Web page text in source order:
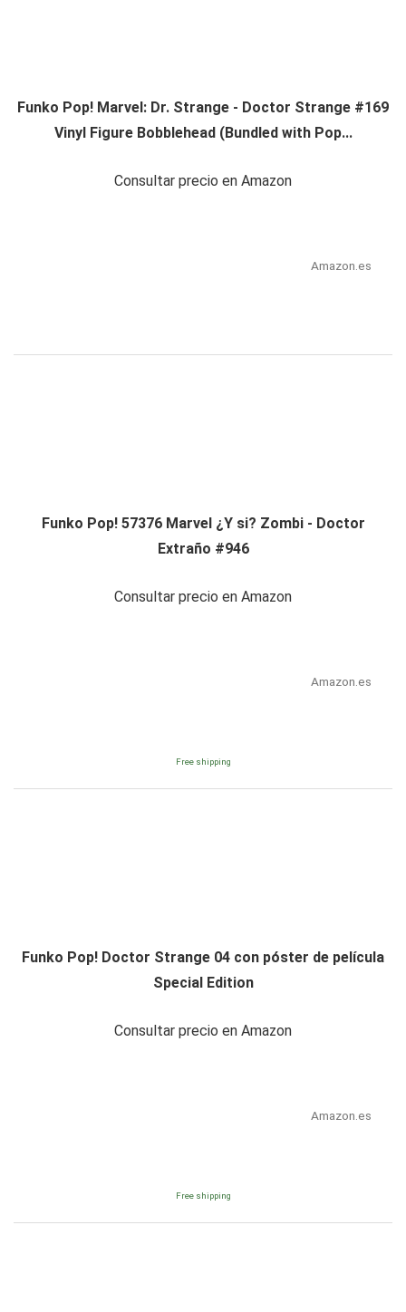
Funko Pop! Marvel: Dr. Strange - Doctor Strange #169
Vinyl Figure Bobblehead (Bundled with Pop...
Consultar precio en Amazon
Amazon.es
Funko Pop! 57376 Marvel ¿Y si? Zombi - Doctor
Extraño #946
Consultar precio en Amazon
Amazon.es
Free shipping
Funko Pop! Doctor Strange 04 con póster de película
Special Edition
Consultar precio en Amazon
Amazon.es
Free shipping